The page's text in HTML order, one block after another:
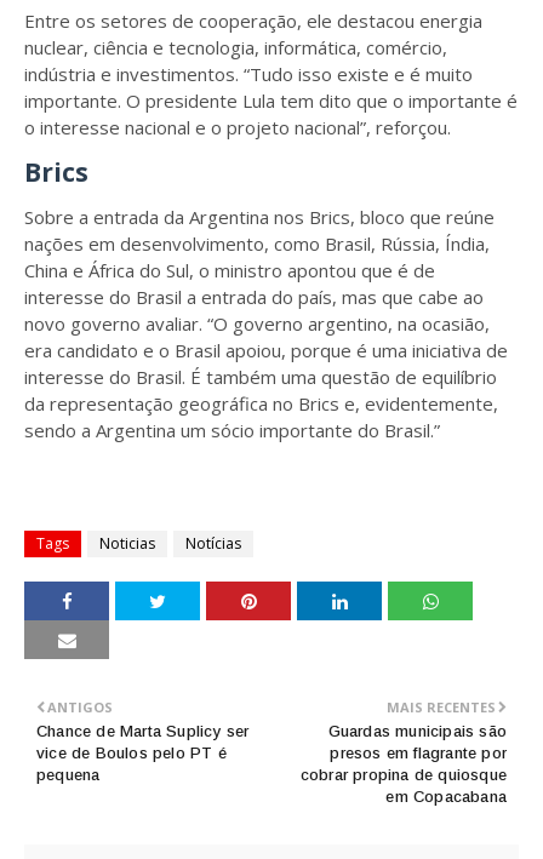
Entre os setores de cooperação, ele destacou energia
nuclear, ciência e tecnologia, informática, comércio,
indústria e investimentos. “Tudo isso existe e é muito
importante. O presidente Lula tem dito que o importante é
o interesse nacional e o projeto nacional”, reforçou.
Brics
Sobre a entrada da Argentina nos Brics, bloco que reúne
nações em desenvolvimento, como Brasil, Rússia, Índia,
China e África do Sul, o ministro apontou que é de
interesse do Brasil a entrada do país, mas que cabe ao
novo governo avaliar. “O governo argentino, na ocasião,
era candidato e o Brasil apoiou, porque é uma iniciativa de
interesse do Brasil. É também uma questão de equilíbrio
da representação geográfica no Brics e, evidentemente,
sendo a Argentina um sócio importante do Brasil.”
Tags Noticias Notícias
MAIS RECENTES
Guardas municipais são
presos em flagrante por
cobrar propina de quiosque
em Copacabana
ANTIGOS
Chance de Marta Suplicy ser
vice de Boulos pelo PT é
pequena